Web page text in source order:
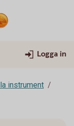
Logga in
instrument